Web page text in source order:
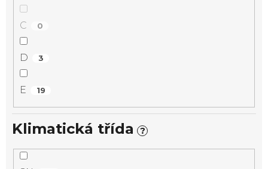
C 0
D 3
E 19
Klimatická třída ?